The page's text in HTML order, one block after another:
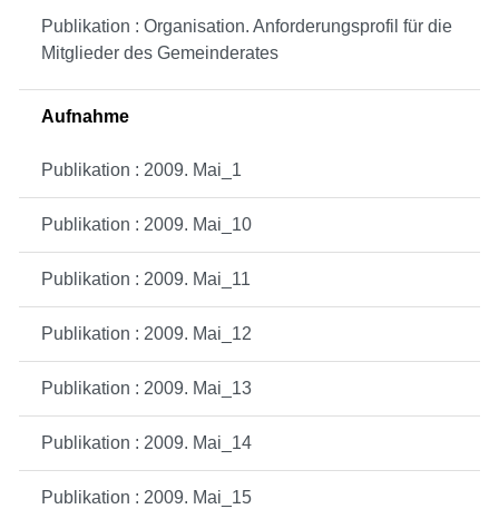
Publikation : Organisation. Anforderungsprofil für die
Mitglieder des Gemeinderates
Aufnahme
Publikation : 2009. Mai_1
Publikation : 2009. Mai_10
Publikation : 2009. Mai_11
Publikation : 2009. Mai_12
Publikation : 2009. Mai_13
Publikation : 2009. Mai_14
Publikation : 2009. Mai_15